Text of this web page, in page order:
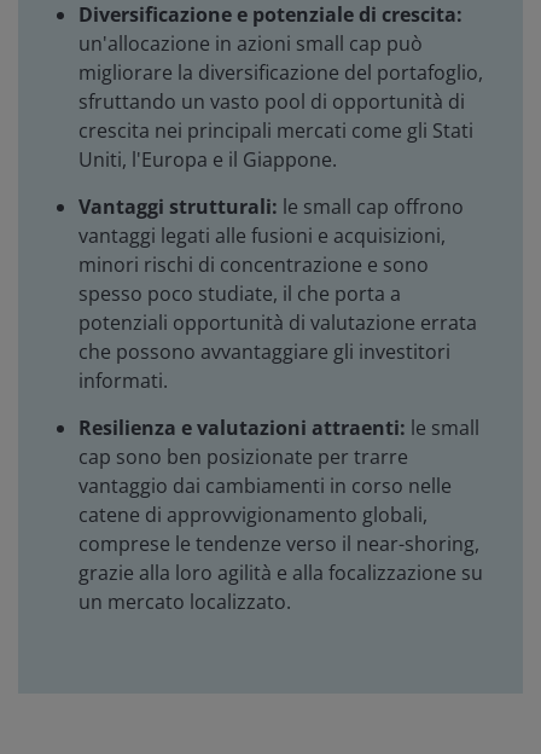
Diversificazione e potenziale di crescita:
un'allocazione in azioni small cap può
migliorare la diversificazione del portafoglio,
sfruttando un vasto pool di opportunità di
crescita nei principali mercati come gli Stati
Uniti, l'Europa e il Giappone.
Vantaggi strutturali: le small cap offrono
vantaggi legati alle fusioni e acquisizioni,
minori rischi di concentrazione e sono
spesso poco studiate, il che porta a
potenziali opportunità di valutazione errata
che possono avvantaggiare gli investitori
informati.
Resilienza e valutazioni attraenti: le small
cap sono ben posizionate per trarre
vantaggio dai cambiamenti in corso nelle
catene di approvvigionamento globali,
comprese le tendenze verso il near-shoring,
grazie alla loro agilità e alla focalizzazione su
un mercato localizzato.